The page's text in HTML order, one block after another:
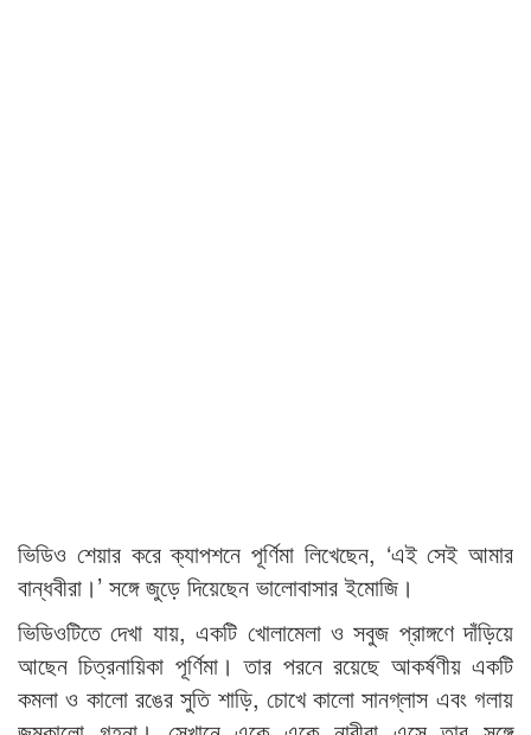
ভিডিও শেয়ার করে ক্যাপশনে পূর্ণিমা লিখেছেন, ‘এই সেই আমার
বান্ধবীরা।’ সঙ্গে জুড়ে দিয়েছেন ভালোবাসার ইমোজি।
ভিডিওটিতে দেখা যায়, একটি খোলামেলা ও সবুজ প্রাঙ্গণে দাঁড়িয়ে
আছেন চিত্রনায়িকা পূর্ণিমা। তার পরনে রয়েছে আকর্ষণীয় একটি
কমলা ও কালো রঙের সুতি শাড়ি, চোখে কালো সানগ্লাস এবং গলায়